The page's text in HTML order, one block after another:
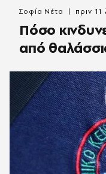
Πόσο
από
Σοφία Νέτα πριν 11